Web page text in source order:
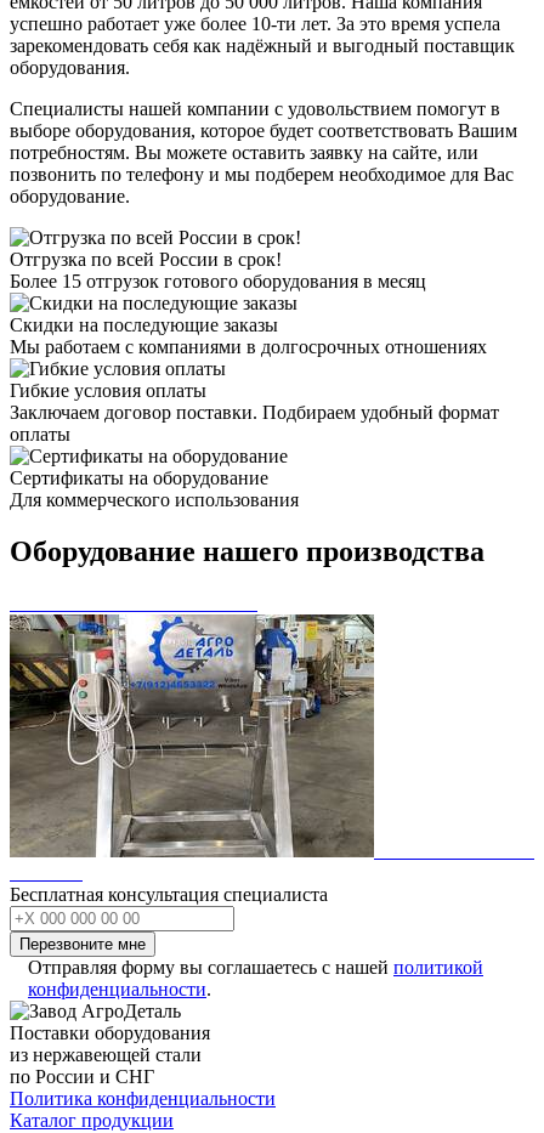
успешно работает уже более 10-ти лет. За это время успела
зарекомендовать себя как надёжный и выгодный поставщик
оборудования.
Специалисты нашей компании с удовольствием помогут в
выборе оборудования, которое будет соответствовать Вашим
потребностям. Вы можете оставить заявку на сайте, или
позвонить по телефону и мы подберем необходимое для Вас
оборудование.
Отгрузка по всей России в срок!
Более 15 отгрузок готового оборудования в месяц
Скидки на последующие заказы
Мы работаем с компаниями в долгосрочных отношениях
Гибкие условия оплаты
Заключаем договор поставки. Подбираем удобный формат
оплаты
Сертификаты на оборудование
Для коммерческого использования
Оборудование нашего производства
Бесплатная консультация специалиста
Перезвоните мне
Отправляя форму вы соглашаетесь с нашей политикой
конфиденциальности.
Поставки оборудования
из нержавеющей стали
по России и СНГ
Политика конфиденциальности
Каталог продукции